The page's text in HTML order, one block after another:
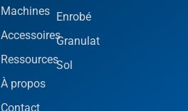
Machines
Accessoires
Ressources
À propos
Contact
Enrobé
Granulat
Sol